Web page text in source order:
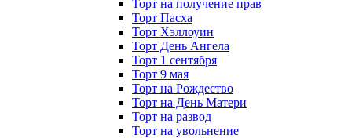
Торт на получение прав
Торт Пасха
Торт Хэллоуин
Торт День Ангела
Торт 1 сентября
Торт 9 мая
Торт на Рождество
Торт на День Матери
Торт на развод
Торт на увольнение